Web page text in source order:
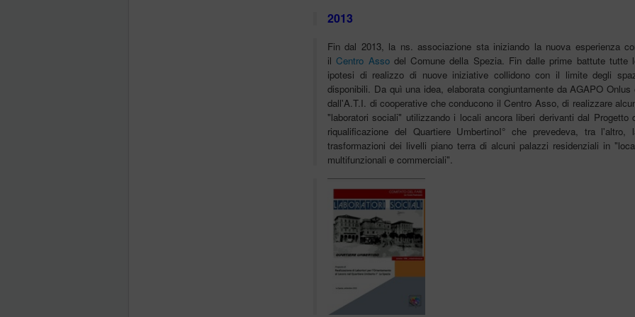
2013
Fin dal 2013, la ns. associazione sta iniziando la nuova esperienza
ilCentro Assodel Comune della Spezia. Fin dalle prime battute tutte
ipotesi di realizzo di nuove iniziative collidono con il limite degli
disponibili. Da quì una idea, elaborata congiuntamente da AGAPO Onlus
dall'A.T.I. di cooperative che conducono il Centro Asso, di realizzare
"laboratori sociali" utilizzando i locali ancora liberi derivanti dal Progetto
riqualificazione del Quartiere UmbertinoI° che prevedeva, tra l'altro,
trasformazioni dei livelli piano terra di alcuni palazzi residenziali in
multifunzionali e commerciali".